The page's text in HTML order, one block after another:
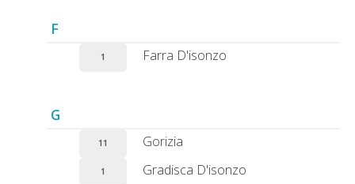
F
1 Farra D'isonzo
G
11 Gorizia
1 Gradisca D'isonzo